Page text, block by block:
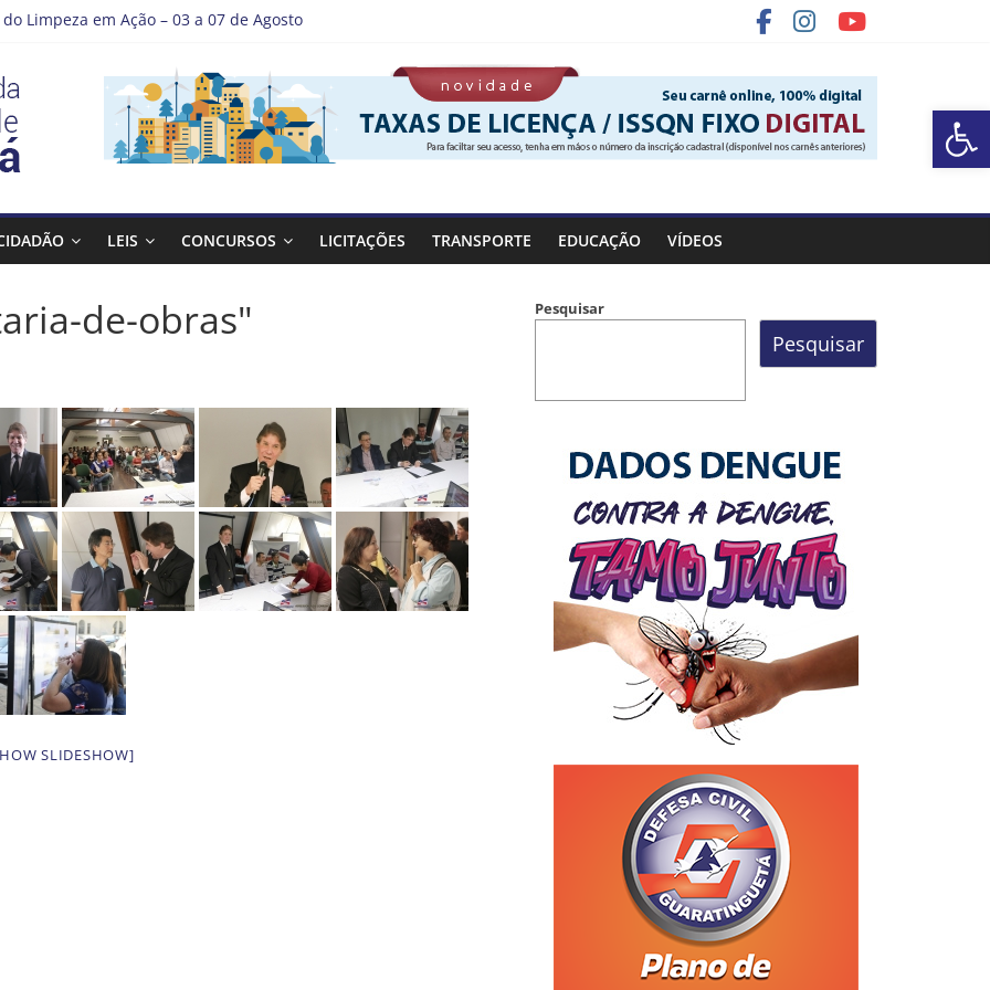
Limpeza em Ação – 03 a 07 de Agosto
nossos alunos estão ainda mais lindos!
DE LAVAGEM E LIMPEZA DOS RESERVATÓRIOS
se destaca em competições esportivas da região
LEIS CONCURSOS LICITAÇÕES TRANSPORTE EDUCAÇÃO VÍDEOS
de-obras"
SLIDESHOW]
Pesquisar
Pesquisar